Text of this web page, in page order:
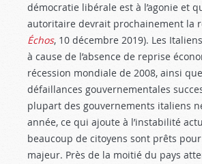
démocratie libérale est à l’agonie et
autoritaire devrait prochainement la
Échos, 10 décembre 2019). Les
à cause de l’absence de reprise
récession mondiale de 2008, ainsi
défaillances gouvernementales
plupart des gouvernements italiens
année, ce qui ajoute à l’instabilité
beaucoup de citoyens sont prêts
majeur. Près de la moitié du pays